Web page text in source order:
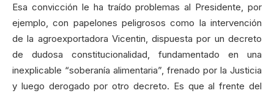
Esa convicción le ha traído problemas al Presidente, por
ejemplo, con papelones peligrosos como la intervención
de la agroexportadora Vicentin, dispuesta por un decreto
de dudosa constitucionalidad, fundamentado en una
inexplicable “soberanía alimentaria”, frenado por la Justicia
y luego derogado por otro decreto. Es que al frente del